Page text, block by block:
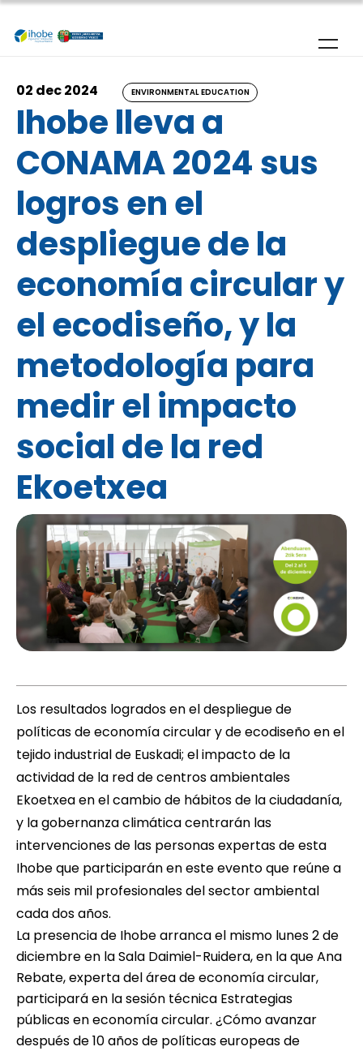
Skip to main content
02 dec 2024 ENVIRONMENTAL EDUCATION
Ihobe lleva a
CONAMA 2024 sus
logros en el
despliegue de la
economía circular y
el ecodiseño, y la
metodología para
medir el impacto
social de la red
Ekoetxea
Los resultados logrados en el despliegue de
políticas de economía circular y de ecodiseño en el
tejido industrial de Euskadi; el impacto de la
actividad de la red de centros ambientales
Ekoetxea en el cambio de hábitos de la ciudadanía,
y la gobernanza climática centrarán las
intervenciones de las personas expertas de esta
Ihobe que participarán en este evento que reúne a
más seis mil profesionales del sector ambiental
cada dos años.
La presencia de Ihobe arranca el mismo lunes 2 de
diciembre en la Sala Daimiel-Ruidera, en la que Ana
Rebate, experta del área de economía circular,
participará en la sesión técnica Estrategias
públicas en economía circular. ¿Cómo avanzar
después de 10 años de políticas europeas de